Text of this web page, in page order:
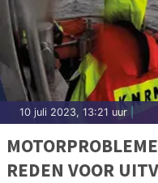
10 juli 2023, 13:21 uur
REDEN VOOR